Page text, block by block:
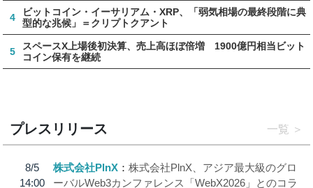
4
ビットコイン・イーサリアム・XRP、「弱気相場の最終段階に典
型的な兆候」＝クリプトクアント
5
スペースX上場後初決算、売上高ほぼ倍増 1900億円相当ビット
コイン保有を継続
プレスリリース 一覧
8/5
14:00
株式会社PlnX
株式会社PlnX、アジア最大級のグロ
ーバルWeb3カンファレンス「WebX2026」とのコラ